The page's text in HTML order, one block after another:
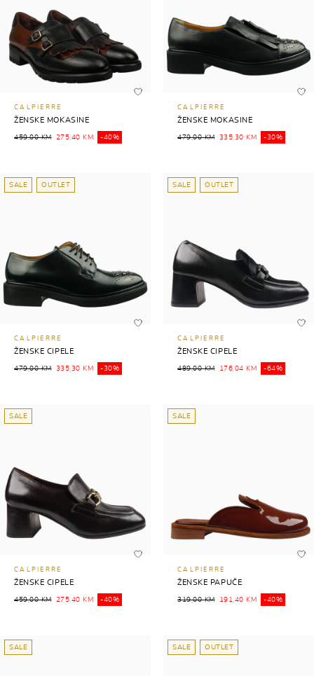
CALPIERRE
ŽENSKE MOKASINE
459,00 KM 275,40 KM -40%
CALPIERRE
ŽENSKE MOKASINE
479,00 KM 335,30 KM -30%
SALE OUTLET
CALPIERRE
ŽENSKE CIPELE
479,00 KM 335,30 KM -30%
SALE OUTLET
CALPIERRE
ŽENSKE CIPELE
489,00 KM 176,04 KM -64%
SALE
CALPIERRE
ŽENSKE CIPELE
459,00 KM 275,40 KM -40%
SALE
CALPIERRE
ŽENSKE PAPUČE
319,00 KM 191,40 KM -40%
SALE SALE OUTLET